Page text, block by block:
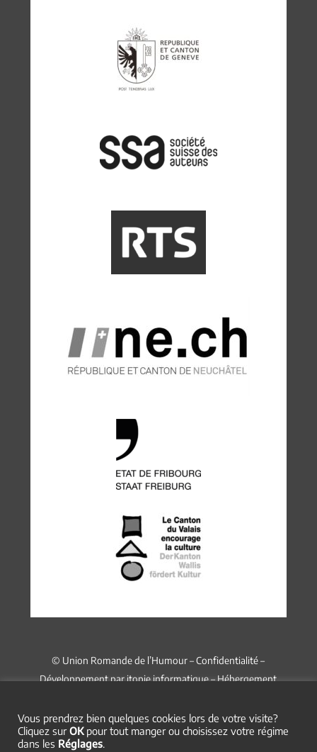
© Union Romande de l’Humour –Confidentialité–
Développement paritopie informatique– Hébergement
Vous prendrez bien quelques cookies lors de votre visite?
Cliquez surOKpour tout manger ou choisissez votre régime
dans les Réglages.